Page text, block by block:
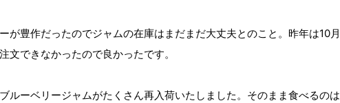
が豊作だったのでジャムの在庫はまだまだ大丈夫とのこと。昨年は10月
文できなかったので良かったです。
ルーベリージャムがたくさん再入荷いたしました。そのまま食べるのは